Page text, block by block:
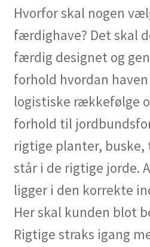
Hvorfor skal nogen
færdighave? Det skal
færdig designet og
forhold hvordan
logistiske rækkefølge
forhold til
rigtige planter,
står i de rigtige jorde.
ligger i den korrekte
Her skal kunden blot
Rigtige straks igang